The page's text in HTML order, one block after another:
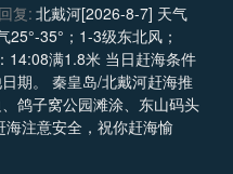
回复: 北戴河[2026-8-7] 天气
25°-35°；1-3级东北风；
14:08满1.8米 当日赶海条件
期。 秦皇岛/北戴河赶海推
鸽子窝公园滩涂、东山码头
注意安全，祝你赶海愉